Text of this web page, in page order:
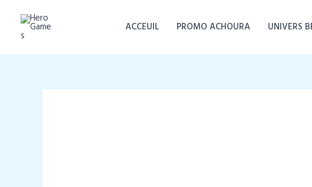
contenu
ACCEUIL PROMO ACHOURA UNIVERS